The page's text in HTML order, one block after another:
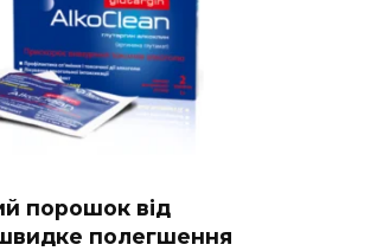
порошок від
полегшення